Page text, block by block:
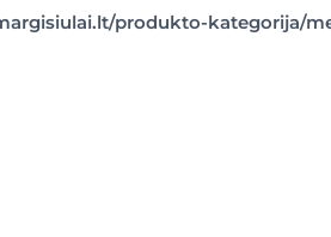
produkto-kategorija/